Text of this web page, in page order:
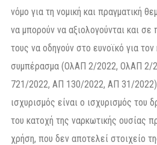
νόμο για τη νομική και πραγματική
να μπορούν να αξιολογούνται και
τους να οδηγούν στο ευνοϊκό για
συμπέρασμα (ΟλΑΠ 2/2022, ΟλΑΠ 2/
721/2022, ΑΠ 130/2022, ΑΠ 31/
ισχυρισμός είναι ο ισχυρισμός του
του κατοχή της ναρκωτικής ουσίας
χρήση, που δεν αποτελεί στοιχείο